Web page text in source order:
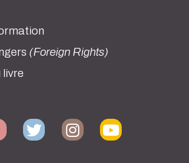
(Foreign Rights)
livre